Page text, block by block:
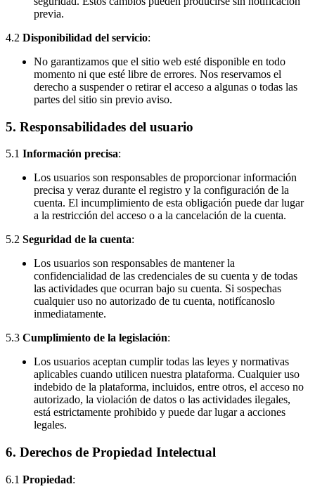
previa.
4.2 Disponibilidad del servicio:
No garantizamos que el sitio web esté disponible en todo
momento ni que esté libre de errores. Nos reservamos el
derecho a suspender o retirar el acceso a algunas o todas las
partes del sitio sin previo aviso.
5. Responsabilidades del usuario
5.1 Información precisa:
Los usuarios son responsables de proporcionar información
precisa y veraz durante el registro y la configuración de la
cuenta. El incumplimiento de esta obligación puede dar lugar
a la restricción del acceso o a la cancelación de la cuenta.
5.2 Seguridad de la cuenta:
Los usuarios son responsables de mantener la
confidencialidad de las credenciales de su cuenta y de todas
las actividades que ocurran bajo su cuenta. Si sospechas
cualquier uso no autorizado de tu cuenta, notifícanoslo
inmediatamente.
5.3 Cumplimiento de la legislación:
Los usuarios aceptan cumplir todas las leyes y normativas
aplicables cuando utilicen nuestra plataforma. Cualquier uso
indebido de la plataforma, incluidos, entre otros, el acceso no
autorizado, la violación de datos o las actividades ilegales,
está estrictamente prohibido y puede dar lugar a acciones
legales.
6. Derechos de Propiedad Intelectual
6.1 Propiedad: